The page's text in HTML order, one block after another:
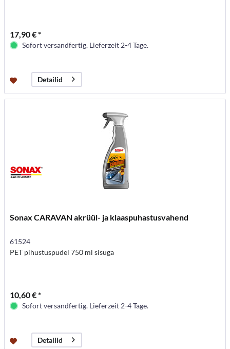
17,90 € *
Sofort versandfertig. Lieferzeit 2-4 Tage.
Detailid
Sonax CARAVAN akrüül- ja klaaspuhastusvahend
61524
PET pihustuspudel 750 ml sisuga
10,60 € *
Sofort versandfertig. Lieferzeit 2-4 Tage.
Detailid